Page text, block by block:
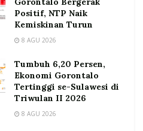
Positif, NTP Naik
Kemiskinan Turun
8 AGU 2026
Tumbuh 6,20 Persen,
Ekonomi Gorontalo
Tertinggi se-Sulawesi di
Triwulan II 2026
8 AGU 2026